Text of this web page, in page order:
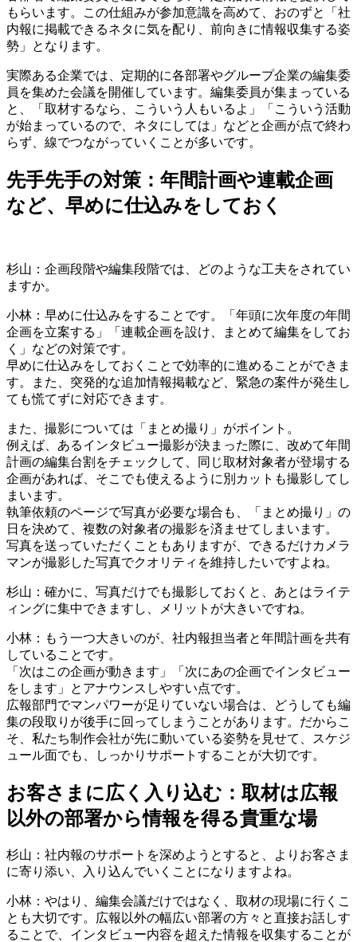
もらいます。この仕組みが参加意識を高めて、おのずと「社
内報に掲載できるネタに気を配り、前向きに情報収集する姿
勢」となります。
実際ある企業では、定期的に各部署やグループ企業の編集委
員を集めた会議を開催しています。編集委員が集まっている
と、「取材するなら、こういう人もいるよ」「こういう活動
が始まっているので、ネタにしては」などと企画が点で終わ
らず、線でつながっていくことが多いです。
先手先手の対策：年間計画や連載企画
など、早めに仕込みをしておく
杉山：企画段階や編集段階では、どのような工夫をされてい
ますか。
小林：早めに仕込みをすることです。「年頭に次年度の年間
企画を立案する」「連載企画を設け、まとめて編集をしてお
く」などの対策です。
早めに仕込みをしておくことで効率的に進めることができま
す。また、突発的な追加情報掲載など、緊急の案件が発生し
ても慌てずに対応できます。
また、撮影については「まとめ撮り」がポイント。
例えば、あるインタビュー撮影が決まった際に、改めて年間
計画の編集台割をチェックして、同じ取材対象者が登場する
企画があれば、そこでも使えるように別カットも撮影してし
まいます。
執筆依頼のページで写真が必要な場合も、「まとめ撮り」の
日を決めて、複数の対象者の撮影を済ませてしまいます。
写真を送っていただくこともありますが、できるだけカメラ
マンが撮影した写真でクオリティを維持したいですよね。
杉山：確かに、写真だけでも撮影しておくと、あとはライテ
ィングに集中できますし、メリットが大きいですね。
小林：もう一つ大きいのが、社内報担当者と年間計画を共有
していることです。
「次はこの企画が動きます」「次にあの企画でインタビュー
をします」とアナウンスしやすい点です。
広報部門でマンパワーが足りていない場合は、どうしても編
集の段取りが後手に回ってしまうことがあります。だからこ
そ、私たち制作会社が先に動いている姿勢を見せて、スケジ
ュール面でも、しっかりサポートすることが大切です。
お客さまに広く入り込む：取材は広報
以外の部署から情報を得る貴重な場
杉山：社内報のサポートを深めようとすると、よりお客さま
に寄り添い、入り込んでいくことになりますよね。
小林：やはり、編集会議だけではなく、取材の現場に行くこ
とも大切です。広報以外の幅広い部署の方々と直接お話しす
ることで、インタビュー内容を超えた情報を収集することが